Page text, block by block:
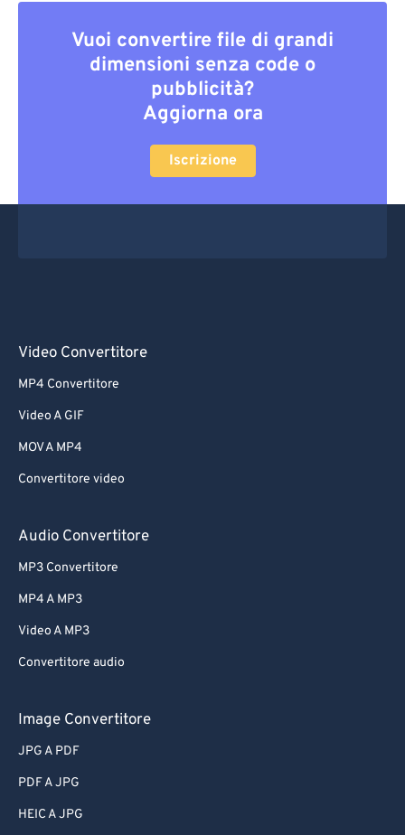
Vuoi convertire file di grandi
dimensioni senza code o
pubblicità?
Aggiorna ora
Iscrizione
Video Convertitore
MP4 Convertitore
Video A GIF
MOV A MP4
Convertitore video
Audio Convertitore
MP3 Convertitore
MP4 A MP3
Video A MP3
Convertitore audio
Image Convertitore
JPG A PDF
PDF A JPG
HEIC A JPG